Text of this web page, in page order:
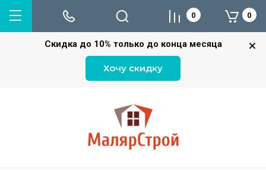
Скидка до 10% только до конца месяца
Хочу скидку
0 0